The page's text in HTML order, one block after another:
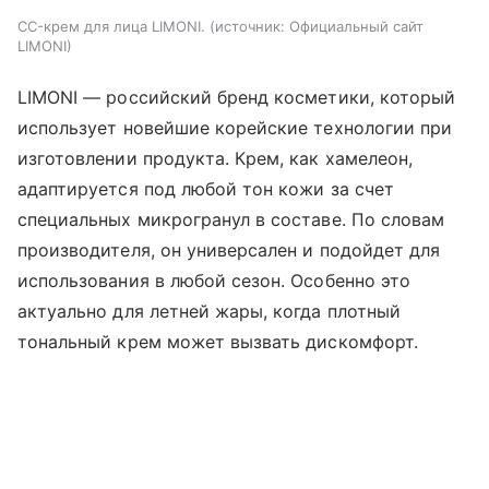
CC-крем для лица LIMONI. источник: Официальный сайт
LIMONI
LIMONI — российский бренд косметики, который
использует новейшие корейские технологии при
изготовлении продукта. Крем, как хамелеон,
адаптируется под любой тон кожи за счет
специальных микрогранул в составе. По словам
производителя, он универсален и подойдет для
использования в любой сезон. Особенно это
актуально для летней жары, когда плотный
тональный крем может вызвать дискомфорт.